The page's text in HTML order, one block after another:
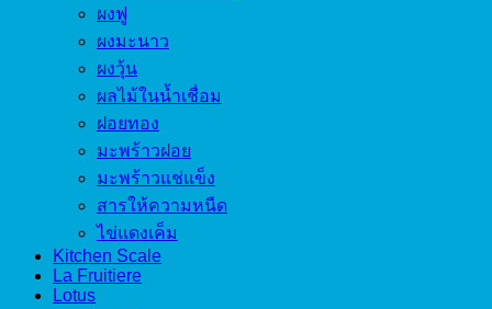
ผงฟู
ผงมะนาว
ผงวุ้น
ผลไม้ในน้ำเชื่อม
ฝอยทอง
มะพร้าวฝอย
มะพร้าวแช่แข็ง
สารให้ความหนืด
ไข่แดงเค็ม
Kitchen Scale
La Fruitiere
Lotus